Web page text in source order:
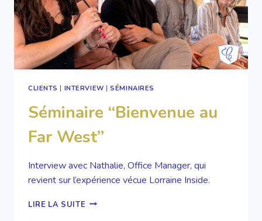
CLIENTS | INTERVIEW |SÉMINAIRES
Séminaire “Bienvenue au
Far West”
Interview avec Nathalie, Office Manager, qui
revient sur l’expérience vécue Lorraine Inside.
LIRE LA SUITE SÉMINAIRE